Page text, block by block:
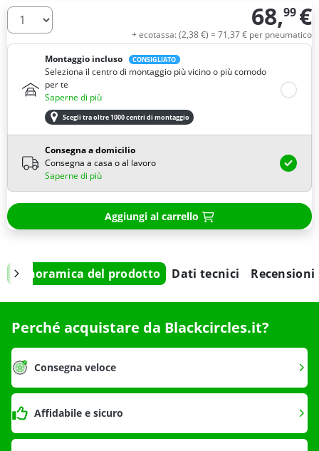
Quantità 68,99 €
+ ecotassa: (2,38€) = 71,37€ per pneumatico
Montaggio incluso
CONSIGLIATO
Seleziona il centro di montaggio più vicino o più comodo
per te
Saperne di più
Scegli tra oltre 1000 centri di montaggio
Consegna a domicilio
Consegna a casa o al lavoro
Saperne di più
Aggiungi al carrello
Panoramica del prodotto Dati tecnici Recensioni
Perché acquistare da Blackcircles.it?
Consegna veloce
Affidabile e sicuro